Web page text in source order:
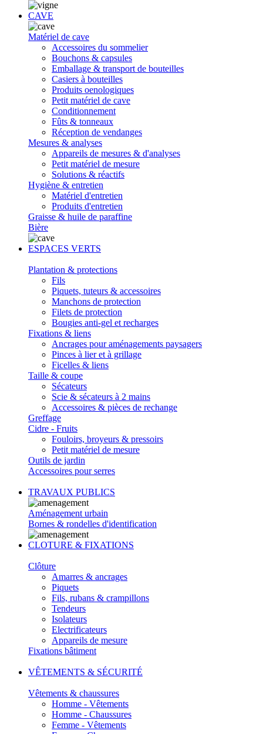
CAVE
Matériel de cave
Accessoires du sommelier
Bouchons & capsules
Emballage & transport de bouteilles
Casiers à bouteilles
Produits oenologiques
Petit matériel de cave
Conditionnement
Fûts & tonneaux
Réception de vendanges
Mesures & analyses
Appareils de mesures & d'analyses
Petit matériel de mesure
Solutions & réactifs
Hygiène & entretien
Matériel d'entretien
Produits d'entretien
Graisse & huile de paraffine
Bière
ESPACES VERTS
Plantation & protections
Fils
Piquets, tuteurs & accessoires
Manchons de protection
Filets de protection
Bougies anti-gel et recharges
Fixations & liens
Ancrages pour aménagements paysagers
Pinces à lier et à grillage
Ficelles & liens
Taille & coupe
Sécateurs
Scie & sécateurs à 2 mains
Accessoires & pièces de rechange
Greffage
Cidre - Fruits
Fouloirs, broyeurs & pressoirs
Petit matériel de mesure
Outils de jardin
Accessoires pour serres
TRAVAUX PUBLICS
Aménagement urbain
Bornes & rondelles d'identification
CLOTURE & FIXATIONS
Clôture
Amarres & ancrages
Piquets
Fils, rubans & crampillons
Tendeurs
Isolateurs
Electrificateurs
Appareils de mesure
Fixations bâtiment
VÊTEMENTS & SÉCURITÉ
Vêtements & chaussures
Homme - Vêtements
Homme - Chaussures
Femme - Vêtements